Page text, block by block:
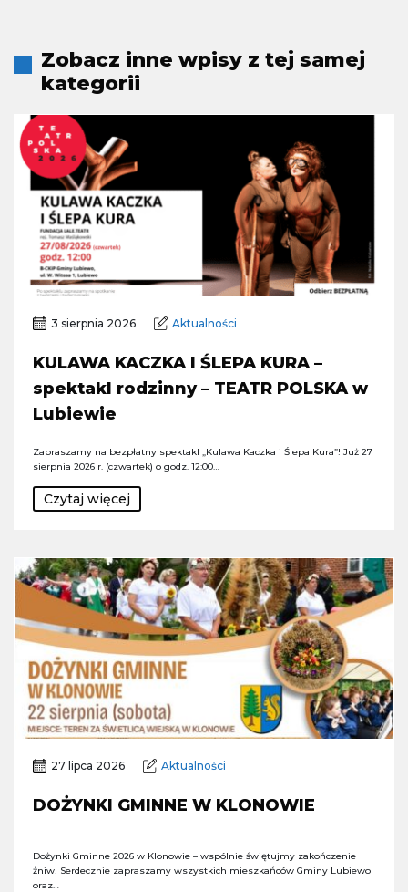
Zobacz inne wpisy z tej samej
kategorii
3 sierpnia 2026 Aktualności
KULAWA KACZKA I ŚLEPA KURA –
spektakl rodzinny – TEATR POLSKA w
Lubiewie
Zapraszamy na bezpłatny spektakl „Kulawa Kaczka i Ślepa Kura”! Już 27
sierpnia 2026 r. (czwartek) o godz. 12:00…
Czytaj więcej
27 lipca 2026 Aktualności
DOŻYNKI GMINNE W KLONOWIE
Dożynki Gminne 2026 w Klonowie – wspólnie świętujmy zakończenie
żniw! Serdecznie zapraszamy wszystkich mieszkańców Gminy Lubiewo
oraz…